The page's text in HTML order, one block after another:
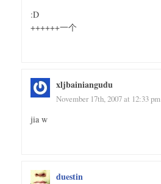
:D
++++++一个
xljbainiangudu
November 17th, 2007 at 12:33 pm
jia w
duestin